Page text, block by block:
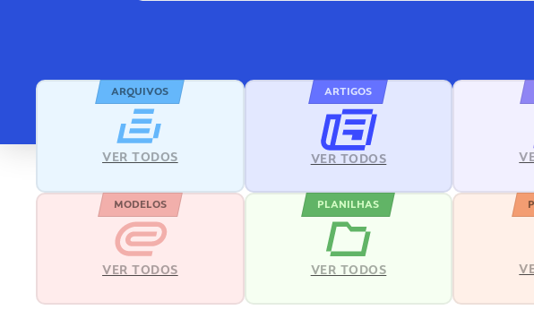
ARQUIVOS
VER TODOS
ARTIGOS
VER TODOS
MODELOS
VER TODOS
PLANILHAS
VER TODOS